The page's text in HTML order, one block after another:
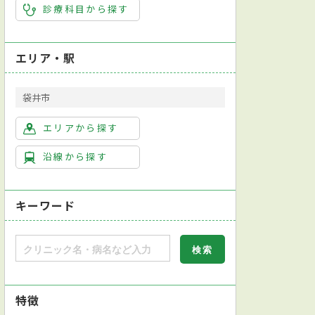
診療科目から探す
エリア・駅
袋井市
エリアから探す
沿線から探す
キーワード
特徴